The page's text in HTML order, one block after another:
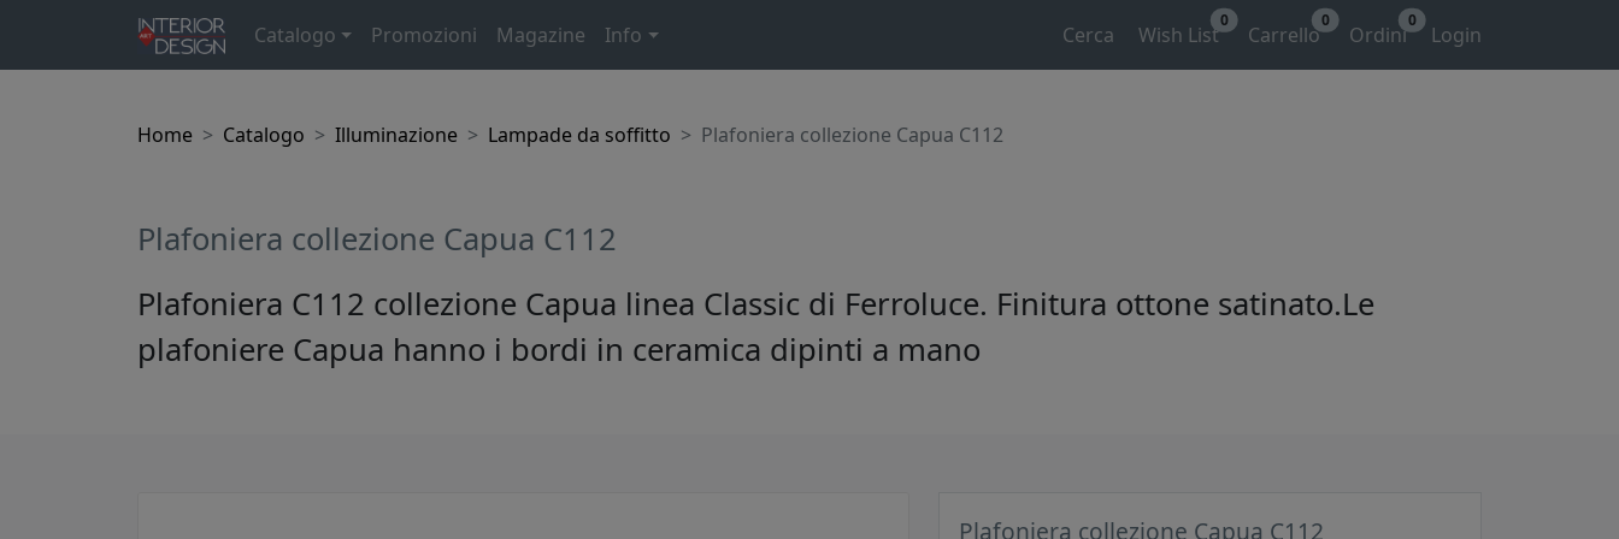
Catalogo Promozioni Magazine Info Cerca Wish List
0
Carrello
0
Ordini
0
Login
Home Catalogo Illuminazione Lampade da soffitto Plafoniera collezione Capua C112
Plafoniera collezione Capua C112
Plafoniera C112 collezione Capua linea Classic di Ferroluce. Finitura ottone satinato.Le
plafoniere Capua hanno i bordi in ceramica dipinti a mano
Plafoniera collezione Capua C112